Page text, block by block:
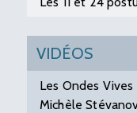
VIDÉOS
Les Ondes Vives
Michèle